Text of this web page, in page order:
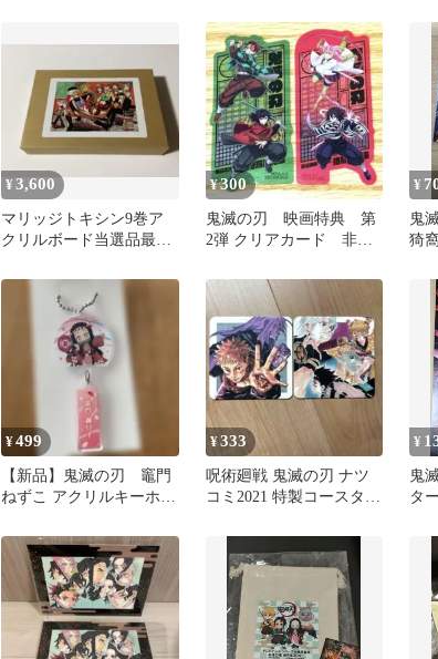
¥3,600
マリッジトキシン9巻ア
クリルボード当選品最終
¥300
鬼滅の刃 映画特典 第
2弾 クリアカード 非売
¥
鬼
猗
未
¥499
【新品】鬼滅の刃 竈門
ねずこ アクリルキーホル
¥333
呪術廻戦 鬼滅の刃 ナツ
コミ2021 特製コースター
¥
鬼
ター